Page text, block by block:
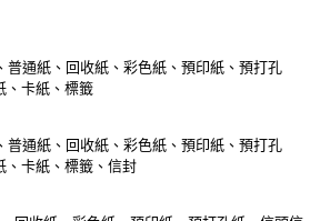
普通紙、回收紙、彩色紙、預印紙、預打孔
、卡紙、標籤
普通紙、回收紙、彩色紙、預印紙、預打孔
、卡紙、標籤、信封